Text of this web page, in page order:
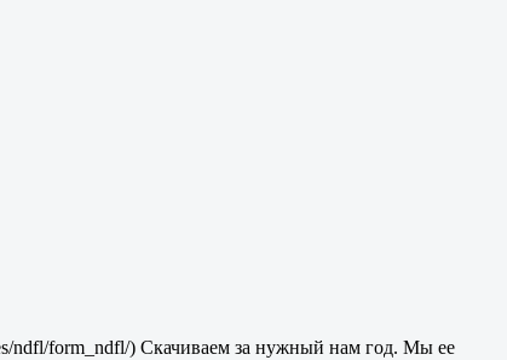
ndfl/form_ndfl/) Скачиваем за нужный нам год. Мы ее